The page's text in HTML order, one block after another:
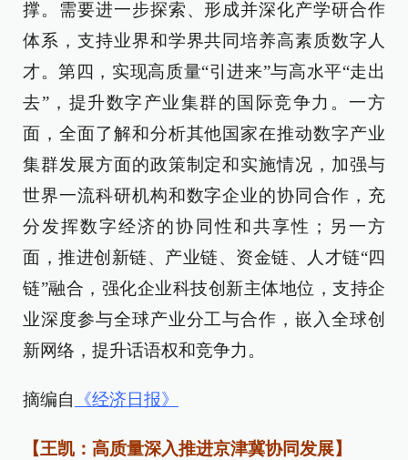
撑。需要进一步探索、形成并深化产学研合作
体系，支持业界和学界共同培养高素质数字人
才。第四，实现高质量“引进来”与高水平“走出
去”，提升数字产业集群的国际竞争力。一方
面，全面了解和分析其他国家在推动数字产业
集群发展方面的政策制定和实施情况，加强与
世界一流科研机构和数字企业的协同合作，充
分发挥数字经济的协同性和共享性；另一方
面，推进创新链、产业链、资金链、人才链“四
链”融合，强化企业科技创新主体地位，支持企
业深度参与全球产业分工与合作，嵌入全球创
新网络，提升话语权和竞争力。
摘编自 《经济日报》
【王凯：高质量深入推进京津冀协同发展】